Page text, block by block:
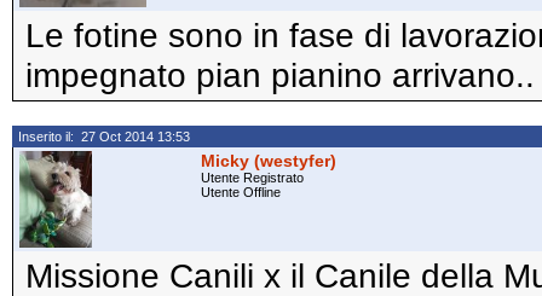
Le fotine sono in fase di
impegnato pian pianino arrivano..
Inserito il: 27 Oct 2014 13:53
Micky (westyfer)
Utente Registrato
Utente Offline
Missione Canili x il Canile della